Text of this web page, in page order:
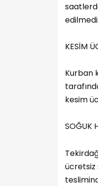
edilmedi.
KESİM
Kurban
kesim
SOĞUK
ücretsiz